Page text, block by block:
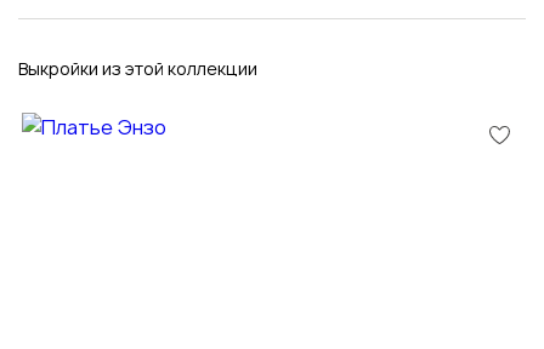
Выкройки из этой коллекции